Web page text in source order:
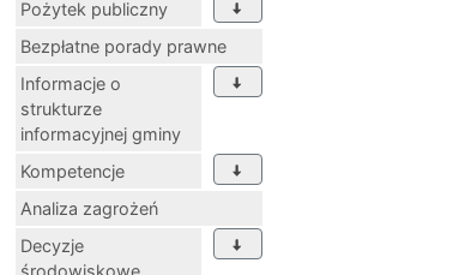
Pożytek publiczny
Bezpłatne porady prawne
Informacje o
strukturze
informacyjnej gminy
Kompetencje
Analiza zagrożeń
Decyzje
środowiskowe